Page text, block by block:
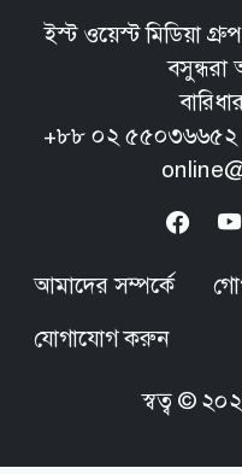
ইস্ট ওয়েস্ট মিডিয়া
+৮৮ ০২
আমাদের সম্পর্কে
যোগাযোগ করুন
স্বত্ব ©